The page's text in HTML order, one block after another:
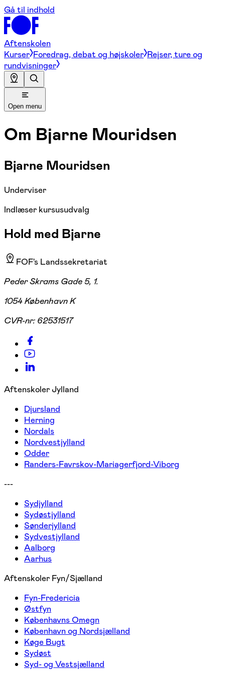
Gå til indhold
Aftenskolen
Kurser Foredrag, debat og højskoler Rejser, ture og
rundvisninger
Open menu
Om Bjarne Mouridsen
Bjarne Mouridsen
Underviser
Indlæser kursusudvalg
Hold med Bjarne
FOF's Landssekretariat
Peder Skrams Gade 5, 1.
1054 København K
CVR-nr: 62531517
Aftenskoler Jylland
Djursland
Herning
Nordals
Nordvestjylland
Odder
Randers-Favrskov-Mariagerfjord-Viborg
---
Sydjylland
Sydøstjylland
Sønderjylland
Sydvestjylland
Aalborg
Aarhus
Aftenskoler Fyn/Sjælland
Fyn-Fredericia
Østfyn
Københavns Omegn
København og Nordsjælland
Køge Bugt
Sydøst
Syd- og Vestsjælland